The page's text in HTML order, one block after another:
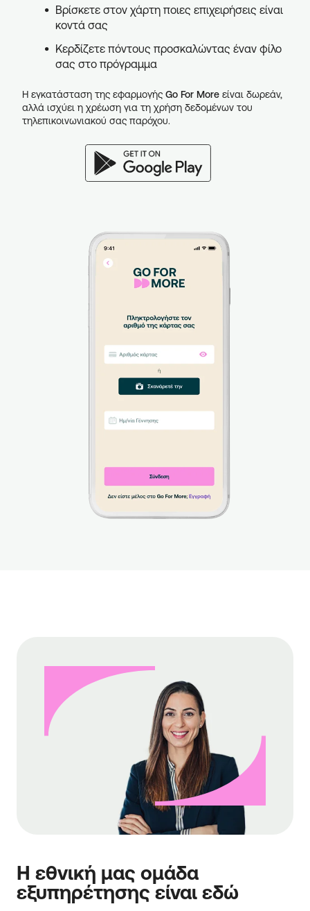
Βρίσκετε στον χάρτη ποιες επιχειρήσεις είναι
κοντά σας
Κερδίζετε πόντους προσκαλώντας έναν φίλο
σας στο πρόγραμμα
Η εγκατάσταση της εφαρμογής Go For More είναι δωρεάν,
αλλά ισχύει η χρέωση για τη χρήση δεδομένων του
τηλεπικοινωνιακού σας παρόχου.
Η εθνική μας ομάδα
εξυπηρέτησης είναι εδώ